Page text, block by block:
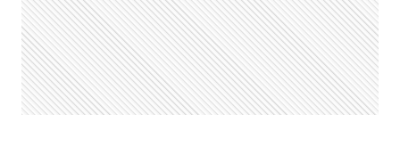
OU
PRESENTEAR,
VEJA
COMO
FAZER
COM